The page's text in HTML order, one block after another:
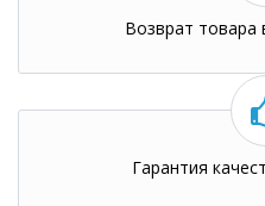
Возврат товара
Гарантия